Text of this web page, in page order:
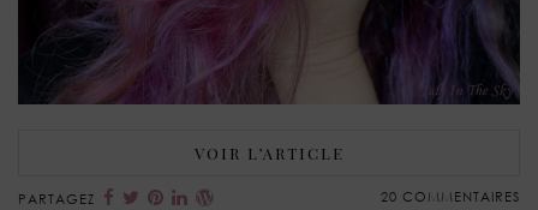
VOIR L’ARTICLE
PARTAGEZ 20 COMMENTAIRES